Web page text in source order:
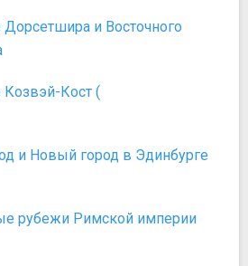
и Восточного
Кост (
и Новый город в Эдинбурге
рубежи Римской империи